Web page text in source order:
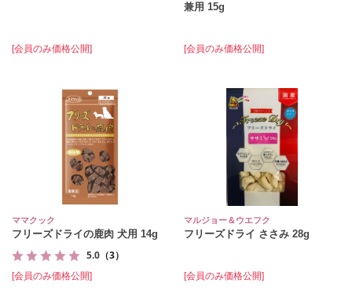
[会員のみ価格公開]
兼用 15g
[会員のみ価格公開]
ママクック
フリーズドライの鹿肉 犬用 14g
5.0 （3）
[会員のみ価格公開]
マルジョー＆ウエフク
フリーズドライ ささみ 28g
[会員のみ価格公開]